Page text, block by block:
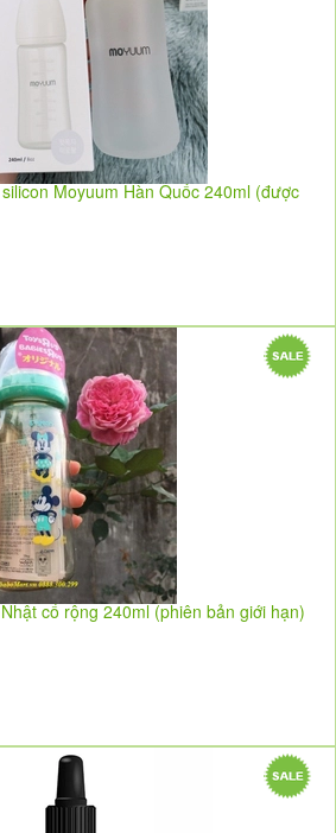
Moyuum Hàn Quốc 240ml (được
cổ rộng 240ml (phiên bản giới hạn)